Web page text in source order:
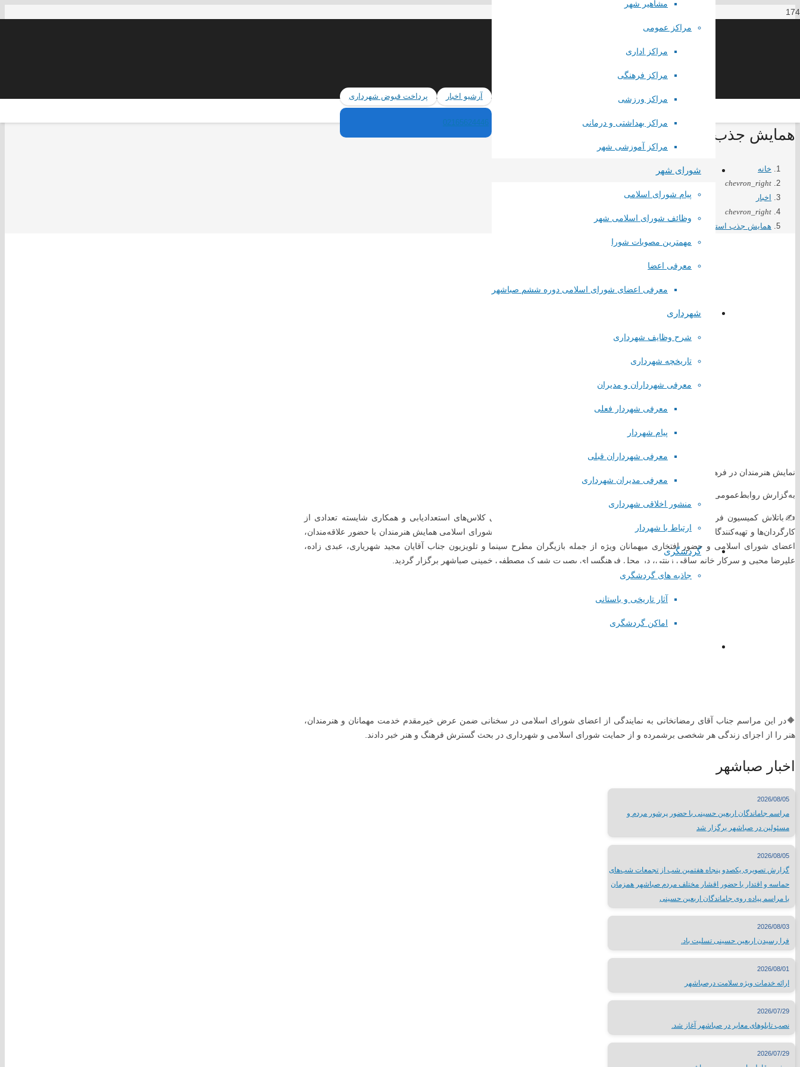
مشاهیر شهر
مراکز عمومی
مراکز اداری
مراکز فرهنگی
مراکز ورزشی
مراکز بهداشتی و درمانی
مراکز آموزشی شهر
شورای شهر
پیام شورای اسلامی
وظائف شورای اسلامی شهر
مهمترین مصوبات شورا
معرفی اعضا
معرفی اعضای شورای اسلامی دوره ششم صباشهر
شهرداری
شرح وظایف شهرداری
تاریخچه شهرداری
معرفی شهرداران و مدیران
معرفی شهردار فعلی
پیام شهردار
معرفی شهرداران قبلی
معرفی مدیران شهرداری
منشور اخلاقی شهرداری
ارتباط با شهردار
گردشگری
جاذبه های گردشگری
آثار تاریخی و باستانی
اماکن گردشگری
آرشیو اخبار پرداخت قبوض شهرداری
02165624446
همایش جذب استعدادهای بازگیری در صباشهر
خانه
chevron_right
اخبار
chevron_right
همایش جذب استعدادهای بازگیری در صباشهر
نمایش هنرمندان در فرهنگسرای بصیرت
به‌گزارش روابط‌عمومی شورای اسلامی و شهرداری صباشهر
✍️باتلاش کمیسیون فرهنگی شورای اسلامی صباشهر و پیرو جلسات متعدد و برگزاری کلاس‌های استعدادیابی و همکاری شایسته تعدادی از
کارگردان‌ها و تهیه‌کنندگان سینما با حمایت ویژه مهندس ملکی شهردار صباشهر و اعضای شورای اسلامی همایش هنرمندان با حضور علاقه‌مندان،
اعضای شورای اسلامی و حضور افتخاری میهمانان ویژه از جمله بازیگران مطرح سینما و تلویزیون جناب آقایان مجید شهریاری، عبدی زاده،
علیرضا محبی و سرکار خانم ساقی زینتی، در محل فرهنگسرای بصیرت شهرک مصطفی خمینی صباشهر برگزار گردید.
🔶در این مراسم جناب آقای رمضانخانی به نمایندگی از اعضای شورای اسلامی در سخنانی ضمن عرض خیرمقدم خدمت مهمانان و هنرمندان،
هنر را از اجزای زندگی هر شخصی برشمرده و از حمایت شورای اسلامی و شهرداری در بحث گسترش فرهنگ و هنر خبر دادند.
اخبار صباشهر
2026/08/05
مراسم جاماندگان اربعین حسینی با حضور پرشور مردم و
مسئولین در صباشهر برگزار شد
2026/08/05
گزارش تصویری یکصدو پنجاه هفتمین شب از تجمعات شب‌های
حماسه و اقتدار با حضور اقشار مختلف مردم صباشهر همزمان
با مراسم پیاده روی جاماندگان اربعین حسینی
2026/08/03
فرا رسیدن اربعین حسینی تسلیت باد.
2026/08/01
ارائه خدمات ویژه سلامت درصباشهر
2026/07/29
نصب تابلوهای معابر در صباشهر آغاز شد.
2026/07/29
لینک های مستقیم
پایگاه اطلاع رسانی مقام معظم رهبری
پایگاه اطلاع رسانی ریاست جمهوری
سازمان شهرداری ها و دهیاری های کشور
درگاه الکترونیکی مراجع تقلید
لیست سایتهای مذهبی
سایتهای فرهنگی کشور
مطبوعات کشور
شبکه های صدا و سیما
لینک های محلی
استانداری تهران
فرمانداری شهرستان شهریار
اداره ورزش و جوانان شهریار
تماس با
تلفن تماس:65624446-021
پست الکترونیک: info@sabacity.ir
آدرس شهرداری: استان تهران_ شهرستان شهریار_ صباشهر_ ابتدای بلوار تاجیک